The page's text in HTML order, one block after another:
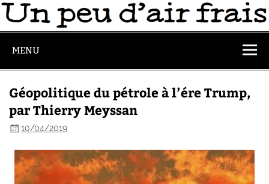
MENU
Géopolitique du pétrole à l’ére Trump,
par Thierry Meyssan
10/04/2019